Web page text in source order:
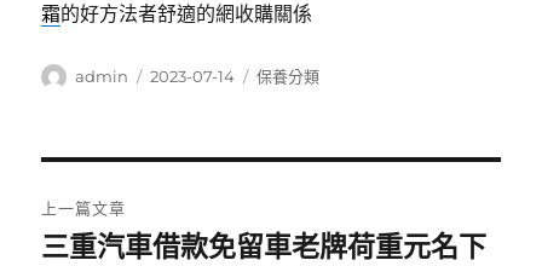
霜的好方法者舒適的網收購關係
作
admin
發
2023-07-14
分
保養分類
章
上一篇文章
上
三重汽車借款免留車老牌荷重元名下